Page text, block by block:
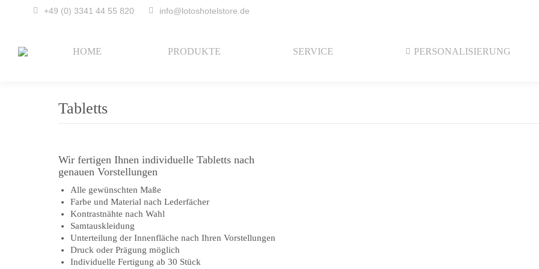
+49 (0) 3341 44 55 820 info@lotoshotelstore.de
HOME PRODUKTE SERVICE PERSONALISIERUNG
Tabletts
Wir fertigen Ihnen individuelle Tabletts nach
genauen Vorstellungen
Alle gewünschten Maße
Farbe und Material nach Lederfächer
Kontrastnähte nach Wahl
Samtauskleidung
Unterteilung der Innenfläche nach Ihren Vorstellungen
Druck oder Prägung möglich
Individuelle Fertigung ab 30 Stück